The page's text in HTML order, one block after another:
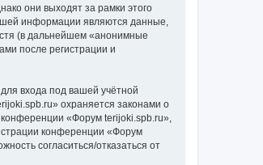
они выходят за рамки этого
информации являются данные,
(в дальнейшем «анонимные
после регистрации и
входа под вашей учётной
охраняется законами о
«Форум terijoki.spb.ru»,
конференции «Форум
согласиться/отказаться от